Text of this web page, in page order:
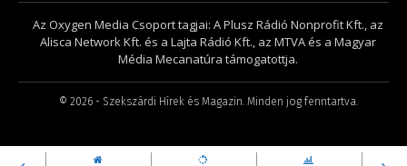
Az Oxygen Media Csoport tagjai: A Plusz Rádió Nonprofit Kft., az
Alisca Network Kft. és a Lajta Rádió Kft., az MTVA és a Magyar
Média Mecanatúra támogatottja.
© 2026- Szekszárdi Hírek és Magazin. Minden jog fenntartva.